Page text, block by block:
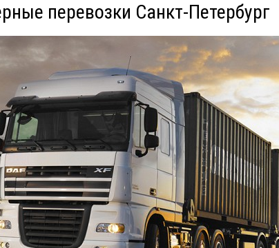
перевозки Санкт-Петербург